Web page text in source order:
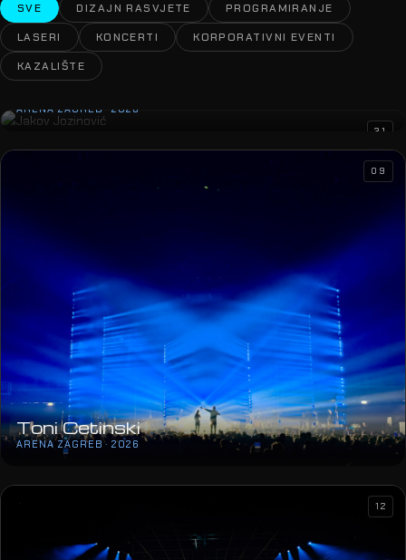
SVE DIZAJN RASVJETE
PROGRAMIRANJE
LASERI
KONCERTI
KORPORATIVNI EVENTI
KAZALIŠTE
ARENA ZAGREB · 2026
31
Toni Cetinski
ARENA ZAGREB · 2026
09
12